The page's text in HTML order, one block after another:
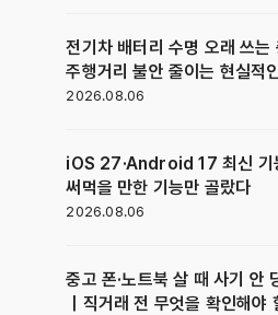
전기차 배터리 수명 오래 쓰는
주행거리 불안 줄이는 현실적
2026.08.06
iOS 27·Android 17 최신 기
써먹을 만한 기능만 골랐다
2026.08.06
중고 폰·노트북 살 때 사기 안
｜직거래 전 무엇을 확인해야